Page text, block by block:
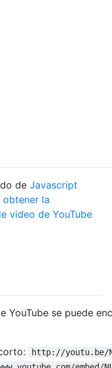
de Javascript
obtener la
video de YouTube
YouTube se puede
http://youtu.be/